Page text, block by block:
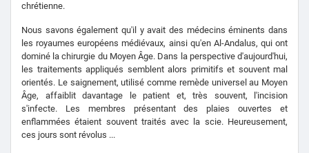
chrétienne.
Nous savons également qu'il y avait des médecins éminents dans
les royaumes européens médiévaux, ainsi qu'en Al-Andalus, qui ont
dominé la chirurgie du Moyen Âge. Dans la perspective d'aujourd'hui,
les traitements appliqués semblent alors primitifs et souvent mal
orientés. Le saignement, utilisé comme remède universel au Moyen
Âge, affaiblit davantage le patient et, très souvent, l'incision
s'infecte. Les membres présentant des plaies ouvertes et
enflammées étaient souvent traités avec la scie. Heureusement,
ces jours sont révolus ...